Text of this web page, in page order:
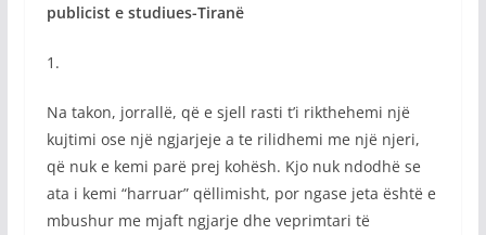
publicist e studiues-Tiranë
1.
Na takon, jorrallë, që e sjell rasti t’i rikthehemi një
kujtimi ose një ngjarjeje a te rilidhemi me një njeri,
që nuk e kemi parë prej kohësh. Kjo nuk ndodhë se
ata i kemi “harruar” qëllimisht, por ngase jeta është e
mbushur me mjaft ngjarje dhe veprimtari të